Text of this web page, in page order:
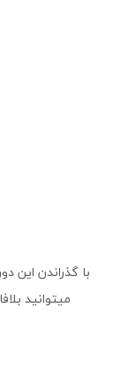
با گذراندن این
میتوانید